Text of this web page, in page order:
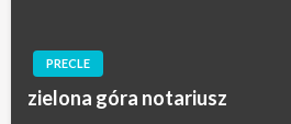
PRECLE
zielona góra notariusz